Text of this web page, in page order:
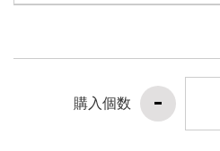
購入個数